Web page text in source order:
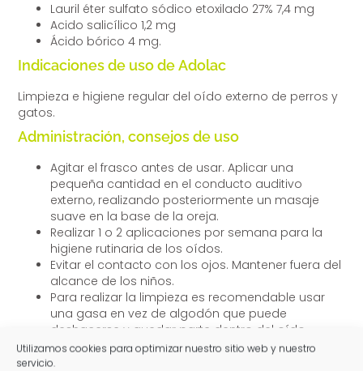
Utilizamos cookies para optimizar nuestro sitio web y nuestro
servicio.
Lauril éter sulfato sódico etoxilado 27% 7,4 mg
Acido salicílico 1,2 mg
Ácido bórico 4 mg.
Indicaciones de uso de Adolac
Limpieza e higiene regular del oído externo de perros y
gatos.
Administración, consejos de uso
Agitar el frasco antes de usar. Aplicar una
pequeña cantidad en el conducto auditivo
externo, realizando posteriormente un masaje
suave en la base de la oreja.
Realizar 1 o 2 aplicaciones por semana para la
higiene rutinaria de los oídos.
Evitar el contacto con los ojos. Mantener fuera del
alcance de los niños.
Para realizar la limpieza es recomendable usar
una gasa en vez de algodón que puede
deshacerse y quedar parte dentro del oído.
Para poder realizar la limpieza la mejor forma es
colocar la gasa enrollada alrededor de tu dedo